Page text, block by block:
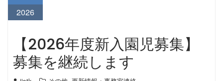
2026
【2026年度新入園児募集】
募集を継続します